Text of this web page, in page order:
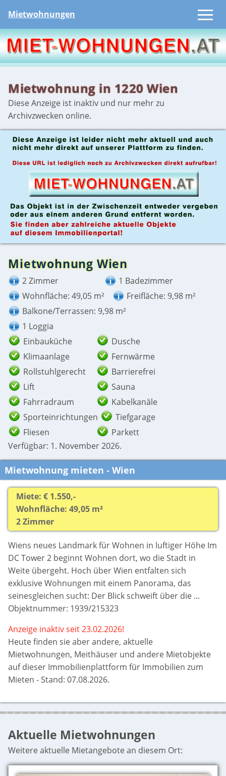
Mietwohnungen
Mietwohnung in 1220 Wien
Diese Anzeige ist inaktiv und nur mehr zu
Archivzwecken online.
Mietwohnung Wien
2 Zimmer
1 Badezimmer
Wohnfläche: 49,05 m²
Freifläche: 9,98 m²
Balkone/Terrassen: 9,98 m²
1 Loggia
Einbauküche
Dusche
Klimaanlage
Fernwärme
Rollstuhlgerecht
Barrierefrei
Lift
Sauna
Fahrradraum
Kabelkanäle
Sporteinrichtungen
Tiefgarage
Fliesen
Parkett
Verfügbar: 1. November 2026.
Mietwohnung mieten - Wien
Miete: € 1.550,-
Wohnfläche: 49,05 m²
2 Zimmer
Wiens neues Landmark für Wohnen in luftiger Höhe Im
DC Tower 2 beginnt Wohnen dort, wo die Stadt in
Weite übergeht. Hoch über Wien entfalten sich
exklusive Wohnungen mit einem Panorama, das
seinesgleichen sucht: Der Blick schweift über die ...
Objektnummer: 1939/215323
Anzeige inaktiv seit 23.02.2026!
Heute finden sie aberandere, aktuelle
Mietwohnungen, Meithäuser und andere Mietobjekte
auf dieser Immobilienplattform für Immobilien zum
Mieten - Stand: 07.08.2026.
Aktuelle Mietwohnungen
Weitere aktuelle Mietangebote an diesem Ort: